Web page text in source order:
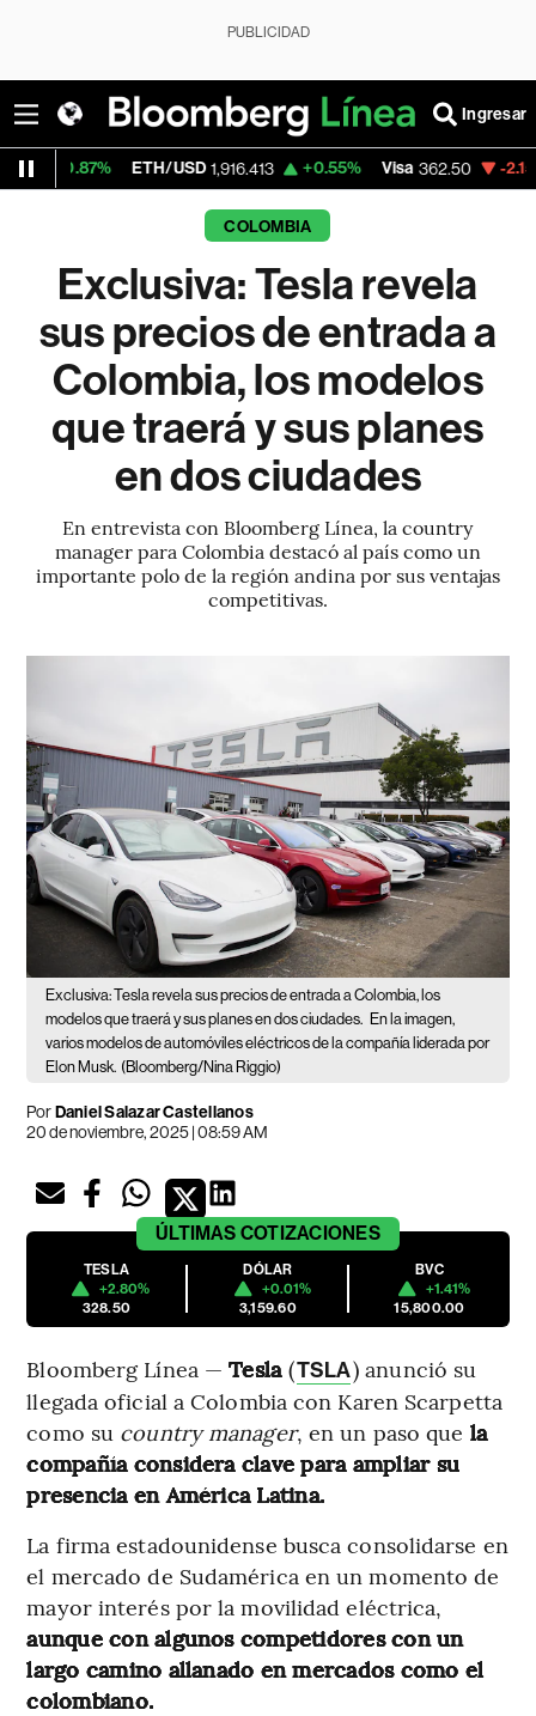
PUBLICIDAD
Ingresar
ETH/USD 1,916.413 +0.55% Visa 362.50 -2.15%
COLOMBIA
Exclusiva: Tesla revela
sus precios de entrada a
Colombia, los modelos
que traerá y sus planes
en dos ciudades
En entrevista con Bloomberg Línea, la country
manager para Colombia destacó al país como un
importante polo de la región andina por sus ventajas
competitivas.
Exclusiva: Tesla revela sus precios de entrada a Colombia, los
modelos que traerá y sus planes en dos ciudades. En la imagen,
varios modelos de automóviles eléctricos de la compañía liderada por
Elon Musk. (Bloomberg/Nina Riggio)
PorDaniel Salazar Castellanos
20 de noviembre, 2025 | 08:59 AM
ÚLTIMAS COTIZACIONES
TESLA
+2.80%
328.50
DÓLAR
+0.01%
3,159.60
BVC
+1.41%
15,800.00
Bloomberg Línea —Tesla(TSLA) anunció su
llegada oficial a Colombia con Karen Scarpetta
como su country manager, en un paso que la
compañía considera clave para ampliar su
presencia en América Latina.
La firma estadounidense busca consolidarse en
el mercado de Sudamérica en un momento de
mayor interés por la movilidad eléctrica,
aunque con algunos competidores con un
largo camino allanado en mercados como el
colombiano.